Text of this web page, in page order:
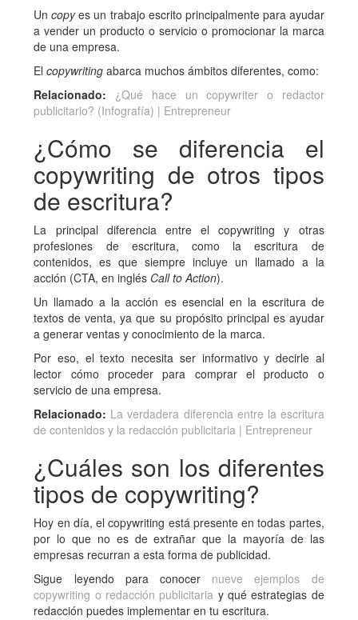
Uncopyes un trabajo escrito principalmente para ayudar
a vender un producto o servicio o promocionar la marca
de una empresa.
Elcopywriting abarca muchos ámbitos diferentes, como:
Relacionado: ¿Qué hace un copywriter o redactor
publicitario? (Infografía) | Entrepreneur
¿Cómo se diferencia el
copywriting de otros tipos
de escritura?
La principal diferencia entre el copywriting y otras
profesiones de escritura, como la escritura de
contenidos, es que siempre incluye un llamado a la
acción (CTA, en inglés Call to Action).
Un llamado a la acción es esencial en la escritura de
textos de venta, ya que su propósito principal es ayudar
a generar ventas y conocimiento de la marca.
Por eso, el texto necesita ser informativo y decirle al
lector cómo proceder para comprar el producto o
servicio de una empresa.
Relacionado: La verdadera diferencia entre la escritura
de contenidos y la redacción publicitaria | Entrepreneur
¿Cuáles son los diferentes
tipos de copywriting?
Hoy en día, el copywriting está presente en todas partes,
por lo que no es de extrañar que la mayoría de las
empresas recurran a esta forma de publicidad.
Sigue leyendo para conocer nueve ejemplos de
copywriting o redacción publicitaria y qué estrategias de
redacción puedes implementar en tu escritura.